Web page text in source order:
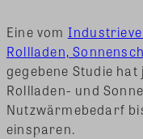
Eine vom
Rollladen,
gegebene Studie
Rollladen- und
Nutzwärmebedarf
einsparen.